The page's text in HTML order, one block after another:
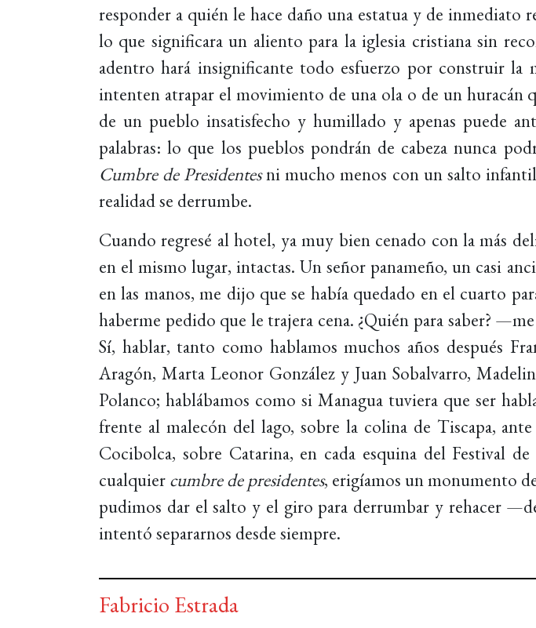
responder a quién le hace daño una estatua y de
lo que significara un aliento para la iglesia cristiana sin
adentro hará insignificante todo esfuerzo por construir
intenten atrapar el movimiento de una ola o de un huracán
de un pueblo insatisfecho y humillado y apenas puede
palabras: lo que los pueblos pondrán de cabeza nunca
Cumbre de Presidentesni mucho menos con un salto infantil
realidad se derrumbe.
Cuando regresé al hotel, ya muy bien cenado con la más
en el mismo lugar, intactas. Un señor panameño, un casi
en las manos, me dijo que se había quedado en el cuarto
haberme pedido que le trajera cena. ¿Quién para saber?
Sí, hablar, tanto como hablamos muchos años después
Aragón, Marta Leonor González y Juan Sobalvarro,
Polanco; hablábamos como si Managua tuviera que ser
frente al malecón del lago, sobre la colina de Tiscapa,
Cocibolca, sobre Catarina, en cada esquina del Festival
cualquier cumbre de presidentes, erigíamos un monumento
pudimos dar el salto y el giro para derrumbar y rehacer
intentó separarnos desde siempre.
Fabricio Estrada